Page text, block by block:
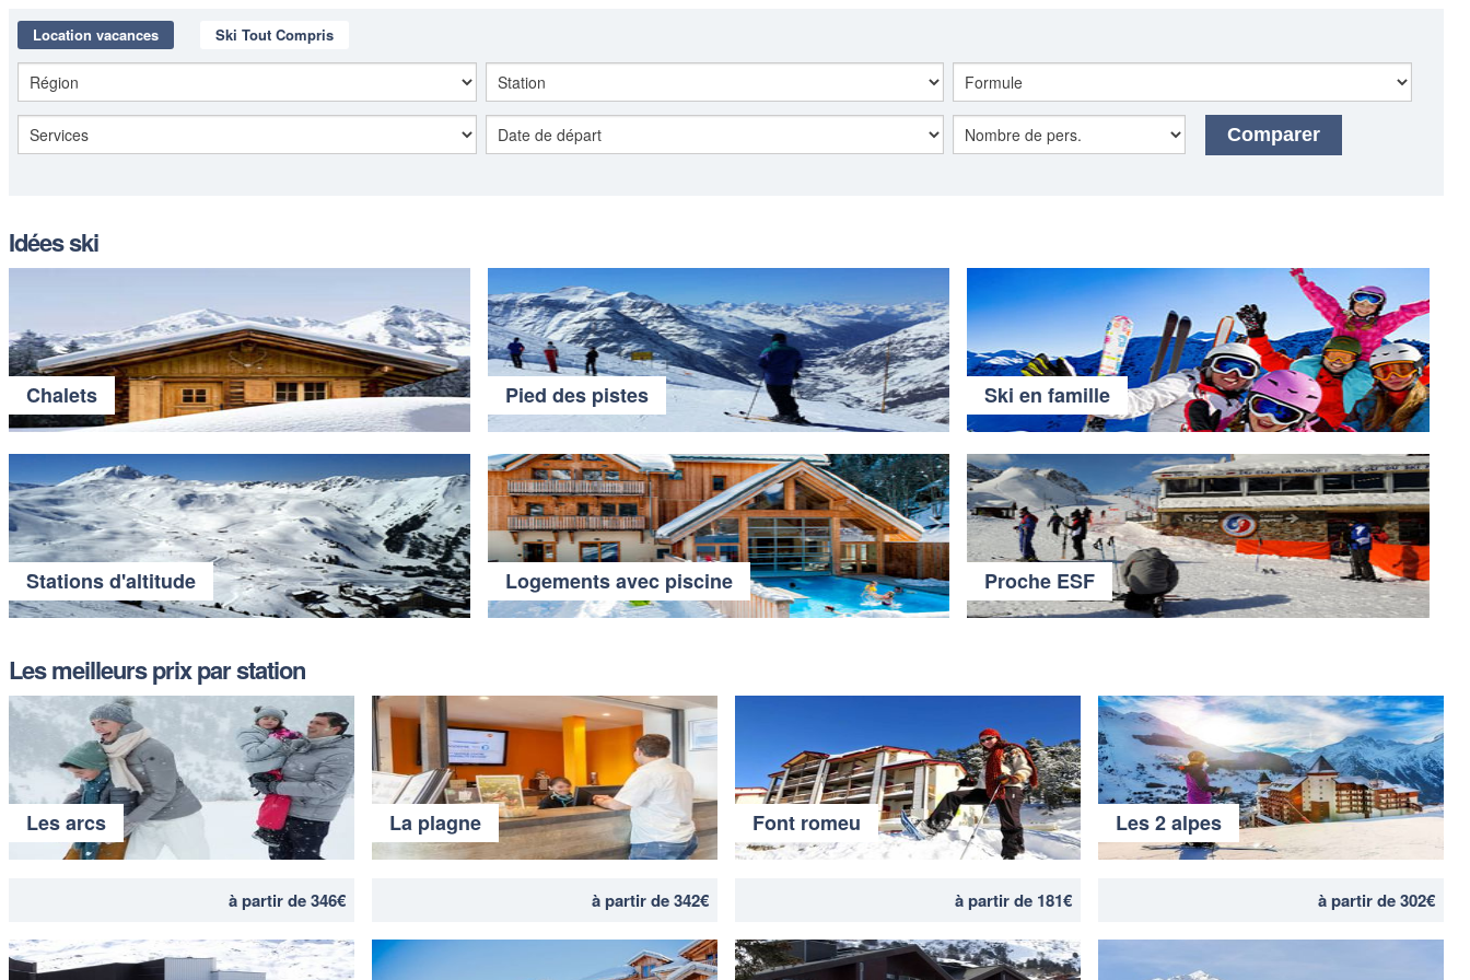
Location vacances
Comparer
Ski Tout Compris
Idées ski
Chalets Pied des pistes Ski en famille
Stations d'altitude Logements avec piscine Proche ESF
Les meilleurs prix par station
Les arcs
à partir de 346€
La plagne
à partir de 342€
Font romeu
à partir de 181€
Les 2 alpes
à partir de 302€